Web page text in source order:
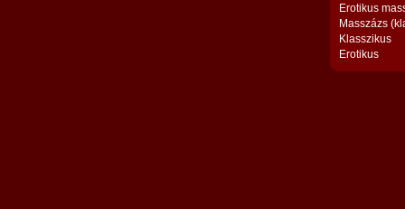
Erotikus
Masszázs
Klasszikus
Erotikus